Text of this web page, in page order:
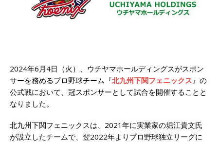
2024年6月4日（火）、ウチヤマホールディングスがスポン
サーを務めるプロ野球チーム『北九州下関フェニックス 』の
公式戦において、冠スポンサーとして試合を開催することと
なりました。
北九州下関フェニックスは、2021年に実業家の堀江貴文氏
が設立したチームで、翌2022年よりプロ野球独立リーグに